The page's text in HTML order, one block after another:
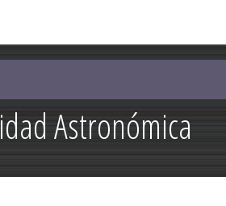
contenido
principal
Astronómica